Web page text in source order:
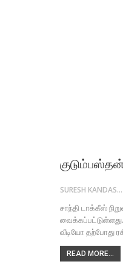
SURESH KANDASAMY
சாந்தி டாக்கீஸ்
வீடியோ தற்போது
READ MORE...